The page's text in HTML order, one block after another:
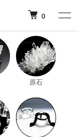
0
原石